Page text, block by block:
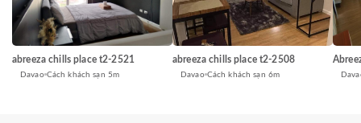
abreeza chills place t2-2521
Davao Cách khách sạn 5m
abreeza chills place t2-2508
Davao Cách khách sạn 6m